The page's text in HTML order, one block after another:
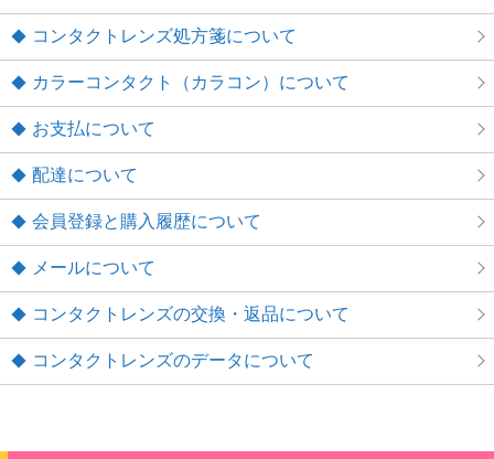
コンタクトレンズ処方箋について
カラーコンタクト（カラコン）について
お支払について
配達について
会員登録と購入履歴について
メールについて
コンタクトレンズの交換・返品について
コンタクトレンズのデータについて